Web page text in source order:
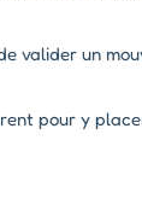
valider un
pour y